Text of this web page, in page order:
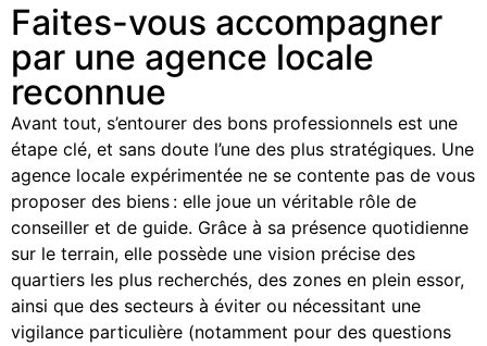
Faites-vous accompagner
par une agence locale
reconnue
Avant tout, s’entourer des bons professionnels est une
étape clé, et sans doute l’une des plus stratégiques. Une
agence locale expérimentée ne se contente pas de vous
proposer des biens : elle joue un véritable rôle de
conseiller et de guide. Grâce à sa présence quotidienne
sur le terrain, elle possède une vision précise des
quartiers les plus recherchés, des zones en plein essor,
ainsi que des secteurs à éviter ou nécessitant une
vigilance particulière (notamment pour des questions